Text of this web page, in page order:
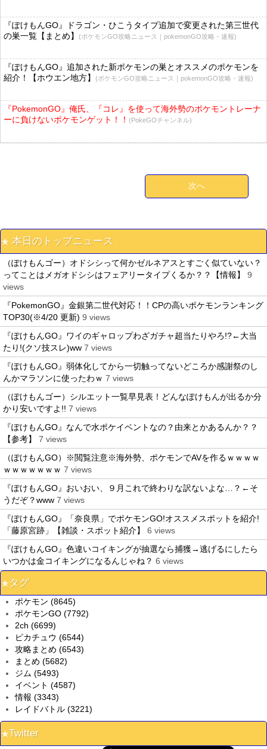
『ぽけもんGO』ドラゴン・ひこうタイプ追加で変更された第三世代
の巣一覧【まとめ】
(ポケモンGO攻略ニュース｜pokemonGO攻略・速報)
『ぽけもんGO』追加された新ポケモンの巣とオススメのポケモンを
紹介！【ホウエン地方】
(ポケモンGO攻略ニュース｜pokemonGO攻略・速報)
『PokemonGO』俺氏、『コレ』を使って海外勢のポケモントレーナ
ーに負けないポケモンゲット！！ (PokeGOチャンネル)
次へ
本日のトップニュース
（ぽけもんゴー）オドシシって何かゼルネアスとすごく似ていない？
ってことはメガオドシシはフェアリータイプくるか？？【情報】
9
views
『PokemonGO』金銀第二世代対応！！CPの高いポケモンランキング
TOP30(※4/20 更新) 9 views
『ぽけもんGO』ワイのギャロップわざガチャ超当たりやろ!?←大当
たり!(クソ技スレ)ww 7 views
『ぽけもんGO』弱体化してから一切触ってないどころか感謝祭のし
んかマラソンに使ったわｗ 7 views
（ぽけもんゴー）シルエット一覧早見表！どんなぽけもんが出るか分
かり安いですよ!! 7 views
『ぽけもんGO』なんで水ポケイベントなの？由来とかあるんか？？
【参考】
7 views
（ぽけもんGO）※閲覧注意※海外勢、ポケモンでAVを作るｗｗｗｗ
ｗｗｗｗｗｗｗ 7 views
『ぽけもんGO』おいおい、９月これで終わりな訳ないよな…？←そ
うだぞ？www 7 views
『ぽけもんGO』「奈良県」でポケモンGO!オススメスポットを紹介!
「藤原宮跡」【雑談・スポット紹介】
6 views
『ぽけもんGO』色違いコイキングが抽選なら捕獲→逃げるにしたら
いつかは金コイキングになるんじゃね？ 6 views
タグ
ポケモン (8645)
ポケモンGO (7792)
2ch (6699)
ピカチュウ (6544)
攻略まとめ (6543)
まとめ (5682)
ジム (5493)
イベント (4587)
情報 (3343)
レイドバトル (3221)
Twitter